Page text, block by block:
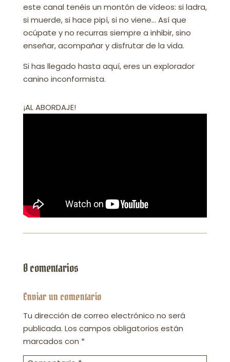
este canal tenéis un montón de vídeos: si ladra,
si muerde, si hace pipí, si no viene… Así que
ocúpate y no recurras siempre a inhibir, sino
enseñar, acompañar y disfrutar de la vida.
Si has llegado hasta aquí, eres un explorador
canino inconformista.
¡AL ABORDAJE!
0 comentarios
Enviar un comentario
Tu dirección de correo electrónico no será
publicada. Los campos obligatorios están
marcados con *